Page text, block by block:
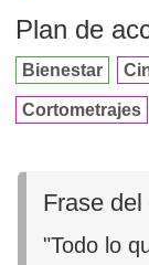
Plan de
Bienestar
Cortometrajes
Frase
"Todo lo